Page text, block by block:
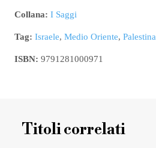
Collana: I Saggi
Tag: Israele, Medio Oriente, Palestina
ISBN: 9791281000971
Titoli correlati